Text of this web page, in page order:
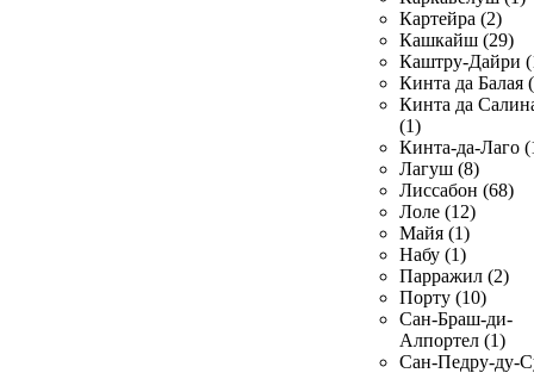
Картейра (2)
Кашкайш (29)
Каштру-Дайри
Кинта да Балая
Кинта да
(1)
Кинта-да-Лаго
Лагуш (8)
Лиссабон (68)
Лоле (12)
Майя (1)
Набу (1)
Парражил (2)
Порту (10)
Сан-Браш-ди-
Алпортел (1)
Сан-Педру-ду-